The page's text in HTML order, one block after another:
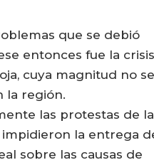
que se debió
entonces fue la crisis
cuya magnitud no se
la región.
las protestas de
la entrega
sobre las causas de